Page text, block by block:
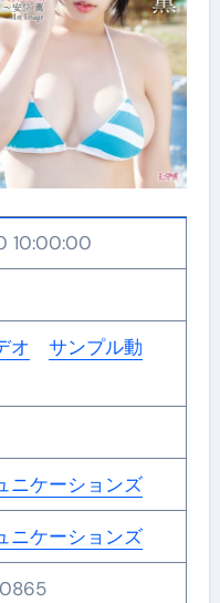
10:00:00
オ
サンプル動
ニケーションズ
ニケーションズ